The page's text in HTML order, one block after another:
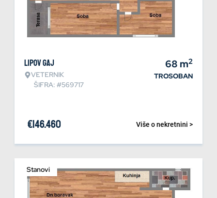
Lipov gaj
VETERNIK
ŠIFRA: #569717
68 m2
TROSOBAN
Više o nekretnini >
€146.460
Stanovi